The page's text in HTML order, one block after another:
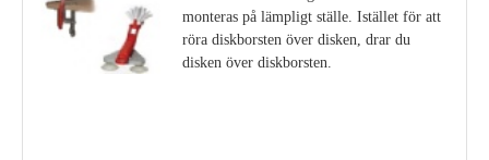
monteras på lämpligt ställe. Istället för att
röra diskborsten över disken, drar du
disken över diskborsten.